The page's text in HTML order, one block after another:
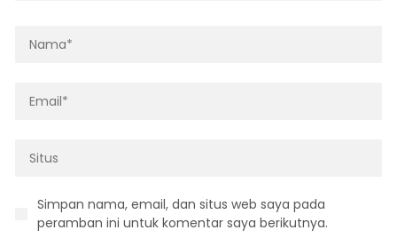
Simpan nama, email, dan situs web saya pada
peramban ini untuk komentar saya berikutnya.